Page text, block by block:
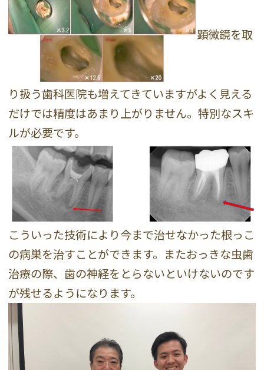
顕微鏡を取
り扱う歯科医院も増えてきていますがよく見える
だけでは精度はあまり上がりません。特別なスキ
ルが必要です。
こういった技術により今まで治せなかった根っこ
の病巣を治すことができます。またおっきな虫歯
治療の際、歯の神経をとらないといけないのです
が残せるようになります。